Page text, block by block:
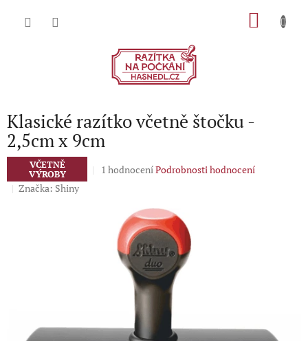
Klasické razítko včetně štočku -
2,5cm x 9cm
VČETNĚ
VÝROBY
Průměrné
hvězdiček.
1 hodnoceníPodrobnosti hodnocení
Značka: Shiny